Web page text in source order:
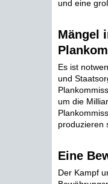
und eine
Mängel
Es ist
und
um die
produzieren
Eine
Der Kampf